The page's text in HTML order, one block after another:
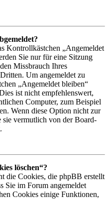
Kontrollkästchen „Angemeldet
Sie nur für eine Sitzung
Missbrauch Ihres
Um angemeldet zu
„Angemeldet bleiben“
ist nicht empfehlenswert,
Computer, zum Beispiel
Wenn diese Option nicht zur
sie vermutlich von der Board-
löschen“?
die Cookies, die phpBB erstellt
Sie im Forum angemeldet
Cookies einige Funktionen,